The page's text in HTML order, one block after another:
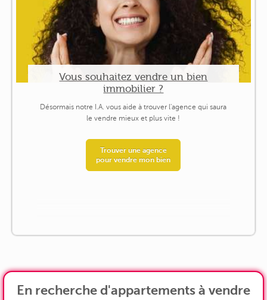
Vous souhaitez vendre un bien
immobilier ?
Désormais notre I.A. vous aide à trouver l'agence qui saura
le vendre mieux et plus vite !
Trouver une agence
pour vendre mon bien
En recherche d'appartements à vendre